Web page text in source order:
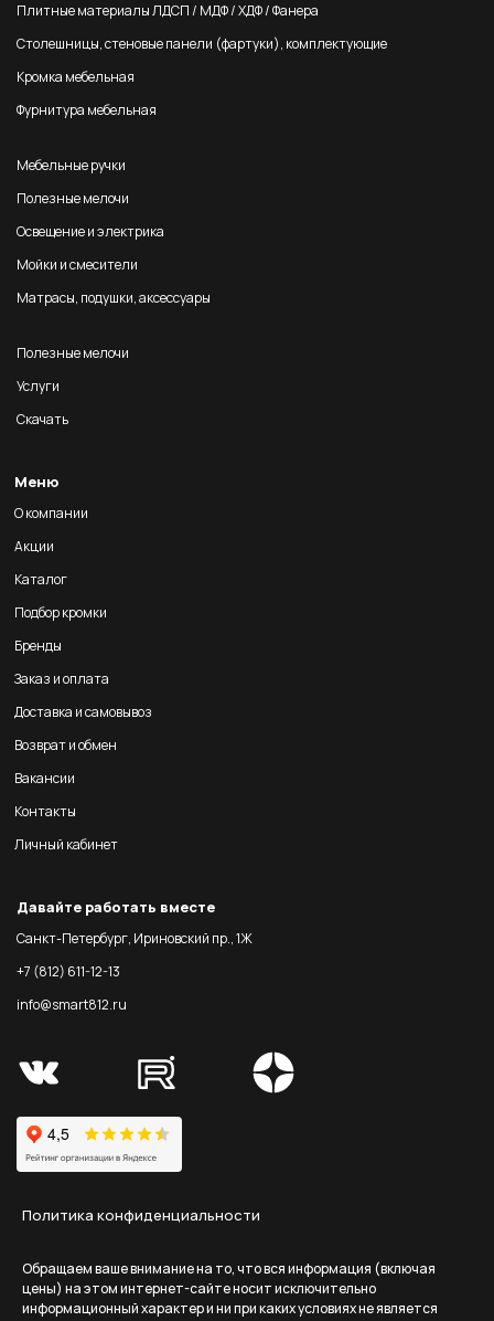
Плитные материалы ЛДСП / МДФ / ХДФ / Фанера
Столешницы, стеновые панели (фартуки), комплектующие
Кромка мебельная
Фурнитура мебельная
Мебельные ручки
Полезные мелочи
Освещение и электрика
Мойки и смесители
Матрасы, подушки, аксессуары
Полезные мелочи
Услуги
Скачать
Меню
О компании
Акции
Каталог
Подбор кромки
Бренды
Заказ и оплата
Доставка и самовывоз
Возврат и обмен
Вакансии
Контакты
Личный кабинет
Давайте работать вместе
Санкт-Петербург, Ириновский пр., 1Ж
+7 (812) 611-12-13
info@smart812.ru
Политика конфиденциальности
Обращаем ваше внимание на то, что вся информация (включая
цены) на этом интернет-сайте носит исключительно
информационный характер и ни при каких условиях не является